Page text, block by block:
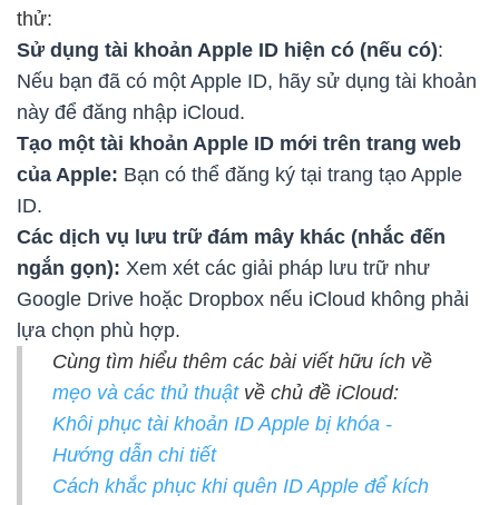
thử:
Sử dụng tài khoản Apple ID hiện có (nếu có):
Nếu bạn đã có một Apple ID, hãy sử dụng tài khoản
này để đăng nhập iCloud.
Tạo một tài khoản Apple ID mới trên trang web
của Apple: Bạn có thể đăng ký tại trang tạo Apple
ID.
Các dịch vụ lưu trữ đám mây khác (nhắc đến
ngắn gọn): Xem xét các giải pháp lưu trữ như
Google Drive hoặc Dropbox nếu iCloud không phải
lựa chọn phù hợp.
Cùng tìm hiểu thêm các bài viết hữu ích về
mẹo và các thủ thuậtvề chủ đề iCloud:
Khôi phục tài khoản ID Apple bị khóa -
Hướng dẫn chi tiết
Cách khắc phục khi quên ID Apple để kích